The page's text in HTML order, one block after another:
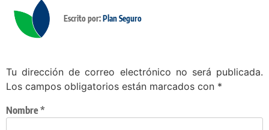
Escrito por:Plan Seguro
Tu dirección de correo electrónico no será publicada.
Los campos obligatorios están marcados con *
Nombre*